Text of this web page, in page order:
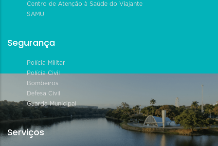
Centro de Atenção à Saúde do Viajante
SAMU
Segurança
Polícia Militar
Polícia Civil
Bombeiros
Defesa Civil
Guarda Municipal
Serviços